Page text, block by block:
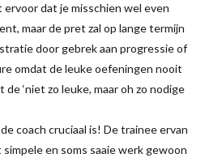
dat je misschien wel even
maar de pret zal op lange termijn
door gebrek aan progressie of
omdat de leuke oefeningen nooit
‘niet zo leuke, maar oh zo nodige
coach cruciaal is! De trainee ervan
en soms saaie werk gewoon